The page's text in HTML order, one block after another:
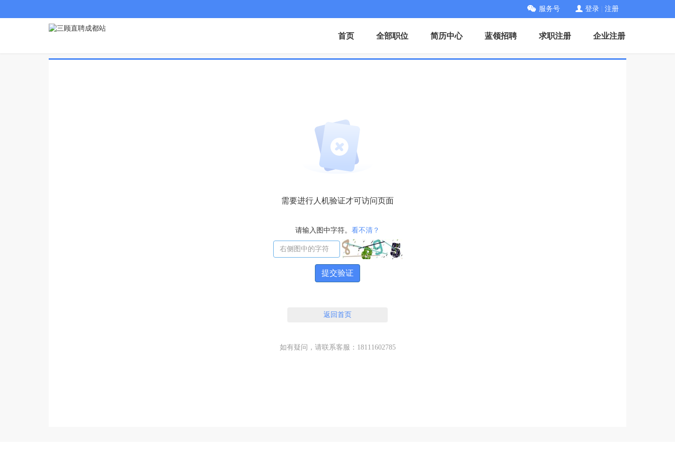
服务号 登录 注册
首页 全部职位 简历中心 蓝领招聘 求职注册 企业注册
需要进行人机验证才可访问页面
请输入图中字符。 看不清？
提交验证
返回首页
如有疑问，请联系客服：18111602785